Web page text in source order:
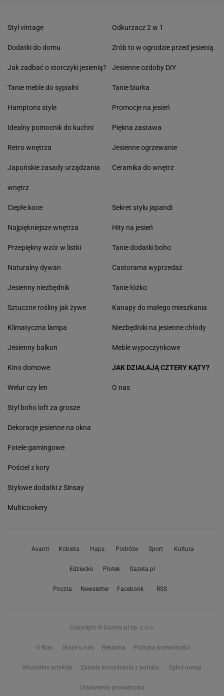
Styl vintage
Dodatki do domu
Jak zadbać o storczyki jesienią?
Tanie meble do sypialni
Hamptons style
Idealny pomocnik do kuchni
Retro wnętrza
Japońskie zasady urządzania
wnętrz
Odkurzacz 2 w 1
Zrób to w ogrodzie przed jesienią
Jesienne ozdoby DIY
Tanie biurka
Promocje na jesień
Piękna zastawa
Jesienne ogrzewanie
Ceramika do wnętrz
Ciepłe koce
Najpiękniejsze wnętrza
Przepiękny wzór w listki
Naturalny dywan
Jesienny niezbędnik
Sztuczne rośliny jak żywe
Klimatyczna lampa
Jesienny balkon
Sekret stylu japandi
Hity na jesień
Tanie dodatki boho
Castorama wyprzedaż
Tanie łóżko
Kanapy do małego mieszkania
Niezbędniki na jesienne chłody
Meble wypoczynkowe
Kino domowe
Welur czy len
Styl boho loft za grosze
Dekoracje jesienne na okna
Fotele gamingowe
Pościel z kory
Stylowe dodatki z Sinsay
Multicookery
JAK DZIAŁAJĄ CZTERY KĄTY?
O nas
Avanti Kobieta Haps Podróże Sport Kultura
Edziecko Plotek Gazeta.pl
Poczta Newsletter Facebook RSS
Copyright © Gazeta.pl sp. z o.o.
O Nas Staże u nas Reklama Polityka prywatności
Wszystkie artykuły Zasady korzystania z portalu Zgłoś uwagi
Ustawienia prywatności